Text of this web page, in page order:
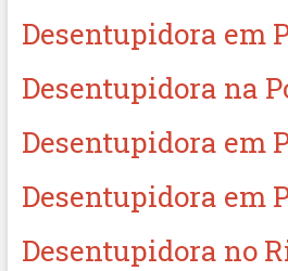
Desentupidora em
Desentupidora na
Desentupidora em
Desentupidora em
Desentupidora no